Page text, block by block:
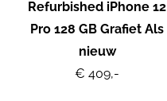
Refurbished iPhone 12
Pro 128 GB Grafiet Als
nieuw
€ 409,-